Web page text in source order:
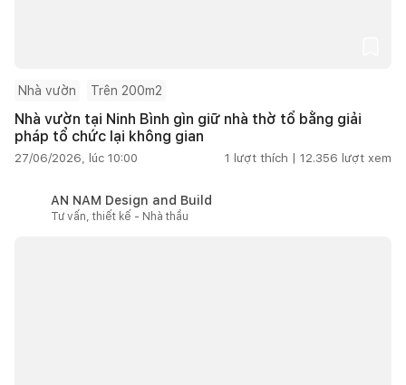
Nhà vườn Trên 200m2
Nhà vườn tại Ninh Bình gìn giữ nhà thờ tổ bằng giải
pháp tổ chức lại không gian
27/06/2026, lúc 10:00 1 lượt thích | 12.356 lượt xem
AN NAM Design and Build
Tư vấn, thiết kế - Nhà thầu